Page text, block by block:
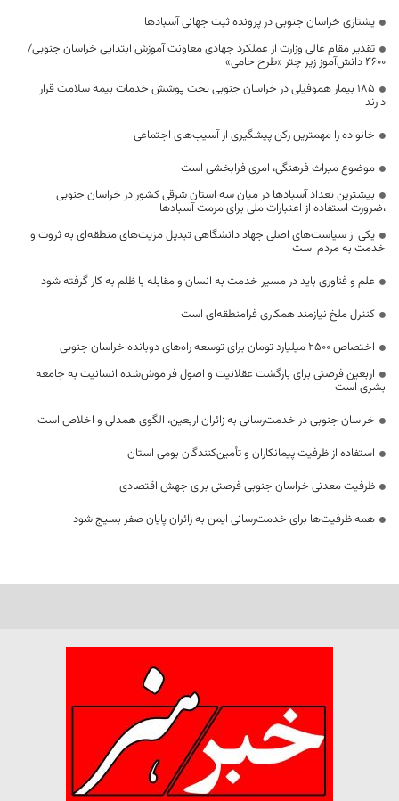
یشتازی خراسان جنوبی در پرونده ثبت جهانی آسبادها
تقدیر مقام عالی وزارت از عملکرد جهادی معاونت آموزش ابتدایی خراسان جنوبی/
۴۶۰۰ دانش‌آموز زیر چتر «طرح حامی»
۱۸۵ بیمار هموفیلی در خراسان جنوبی تحت پوشش خدمات بیمه سلامت قرار
دارند
خانواده را مهمترین رکن پیشگیری از آسیب‌های اجتماعی
موضوع میراث فرهنگی، امری فرابخشی است
بیشترین تعداد آسبادها در میان سه استان شرقی کشور در خراسان جنوبی
،ضرورت استفاده از اعتبارات ملی برای مرمت آسبادها
یکی از سیاست‌های اصلی جهاد دانشگاهی تبدیل مزیت‌های منطقه‌ای به ثروت و
خدمت به مردم است
علم و فناوری باید در مسیر خدمت به انسان و مقابله با ظلم به کار گرفته شود
کنترل ملخ نیازمند همکاری فرامنطقه‌ای است
اختصاص 2500 میلیارد تومان برای توسعه راه‌های دوبانده خراسان جنوبی
اربعین فرصتی برای بازگشت عقلانیت و اصول فراموش‌شده انسانیت به جامعه
بشری است
خراسان جنوبی در خدمت‌رسانی به زائران اربعین، الگوی همدلی و اخلاص است
استفاده از ظرفیت پیمانکاران و تأمین‌کنندگان بومی استان
ظرفیت معدنی خراسان جنوبی فرصتی برای جهش اقتصادی
همه ظرفیت‌ها برای خدمت‌رسانی ایمن به زائران پایان صفر بسیج شود